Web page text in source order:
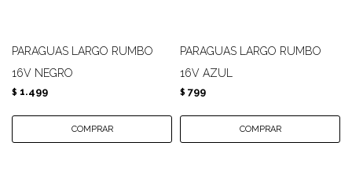
PARAGUAS LARGO RUMBO
16V NEGRO
$ 1.499
PARAGUAS LARGO RUMBO
16V AZUL
$ 799